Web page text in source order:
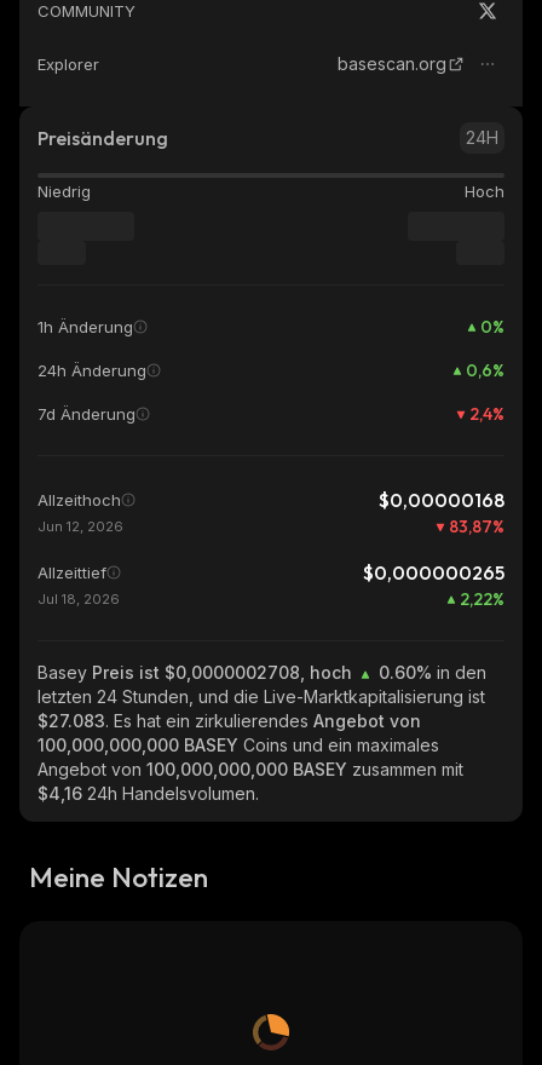
COMMUNITY
Explorer basescan.org
Preisänderung 24H
Niedrig Hoch
1h Änderung 0%
24h Änderung 0,6%
7d Änderung 2,4%
Allzeithoch $0,00000168
Jun 12, 2026 83,87%
Allzeittief $0,000000265
Jul 18, 2026 2,22%
Basey Preis ist $0,0000002708, hoch 0.60% in den
letzten 24 Stunden, und die Live-Marktkapitalisierung ist
$27.083. Es hat ein zirkulierendes Angebot von
100,000,000,000 BASEY Coins und ein maximales
Angebot von 100,000,000,000 BASEY zusammen mit
$4,16 24h Handelsvolumen.
Meine Notizen